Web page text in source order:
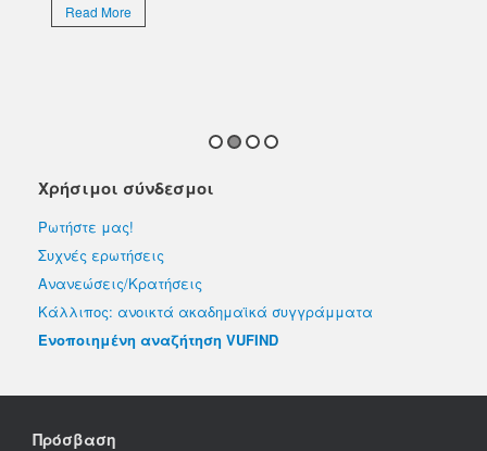
Read More
Χρήσιμοι σύνδεσμοι
Ρωτήστε μας!
Συχνές ερωτήσεις
Ανανεώσεις/Κρατήσεις
Κάλλιπος: ανοικτά ακαδημαϊκά συγγράμματα
Ενοποιημένη αναζήτηση VUFIND
Πρόσβαση